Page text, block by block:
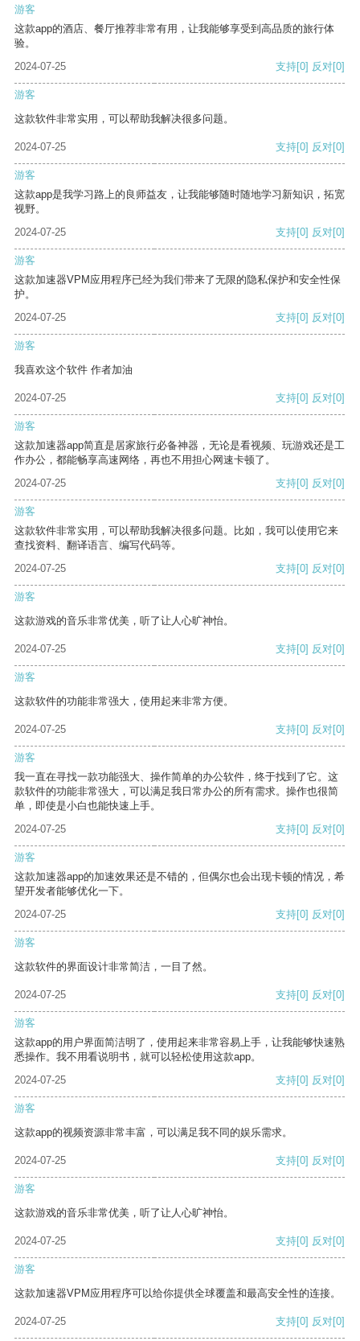
游客
这款app的酒店、餐厅推荐非常有用，让我能够享受到高品质的旅行体
验。
2024-07-25
支持[0] 反对[0]
游客
这款软件非常实用，可以帮助我解决很多问题。
2024-07-25 支持[0] 反对[0]
游客
这款app是我学习路上的良师益友，让我能够随时随地学习新知识，拓宽
视野。
2024-07-25
支持[0] 反对[0]
游客
这款加速器VPM应用程序已经为我们带来了无限的隐私保护和安全性保
护。
2024-07-25
支持[0] 反对[0]
游客
我喜欢这个软件 作者加油
2024-07-25 支持[0] 反对[0]
游客
这款加速器app简直是居家旅行必备神器，无论是看视频、玩游戏还是工
作办公，都能畅享高速网络，再也不用担心网速卡顿了。
2024-07-25
支持[0] 反对[0]
游客
这款软件非常实用，可以帮助我解决很多问题。比如，我可以使用它来
查找资料、翻译语言、编写代码等。
2024-07-25
支持[0] 反对[0]
游客
这款游戏的音乐非常优美，听了让人心旷神怡。
2024-07-25 支持[0] 反对[0]
游客
这款软件的功能非常强大，使用起来非常方便。
2024-07-25 支持[0] 反对[0]
游客
我一直在寻找一款功能强大、操作简单的办公软件，终于找到了它。这
款软件的功能非常强大，可以满足我日常办公的所有需求。操作也很简
单，即使是小白也能快速上手。
2024-07-25
支持[0] 反对[0]
游客
这款加速器app的加速效果还是不错的，但偶尔也会出现卡顿的情况，希
望开发者能够优化一下。
2024-07-25
支持[0] 反对[0]
游客
这款软件的界面设计非常简洁，一目了然。
2024-07-25 支持[0] 反对[0]
游客
这款app的用户界面简洁明了，使用起来非常容易上手，让我能够快速熟
悉操作。我不用看说明书，就可以轻松使用这款app。
2024-07-25
支持[0] 反对[0]
游客
这款app的视频资源非常丰富，可以满足我不同的娱乐需求。
2024-07-25 支持[0] 反对[0]
游客
这款游戏的音乐非常优美，听了让人心旷神怡。
2024-07-25 支持[0] 反对[0]
游客
这款加速器VPM应用程序可以给你提供全球覆盖和最高安全性的连接。
2024-07-25 支持[0] 反对[0]